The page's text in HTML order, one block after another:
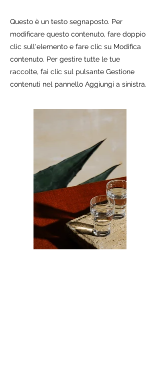
Questo è un testo segnaposto. Per
modificare questo contenuto, fare doppio
clic sull'elemento e fare clic su Modifica
contenuto. Per gestire tutte le tue
raccolte, fai clic sul pulsante Gestione
contenuti nel pannello Aggiungi a sinistra.